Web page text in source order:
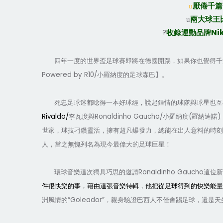
u厭倦千
u兩大球王
?收錄運動品牌
四年一度的世界盃足球賽即將在德國開踢，如果你也覺得
Powered by R10/小羅納度的足球森巴 】。
死忠足球迷都唸得一本好球經，說起鍾情的球隊與球星也
Rivaldo/李瓦度與Ronaldinho Gaucho/小羅納度(羅納迪諾)
世家， 球技刁鑽靈活，擁有超凡爆發力，總能在出人意料的時
人，當之無愧列名為現今最偉大的足球巨星！
環球音樂這次獨具巧思的邀請Ronaldinho Gaucho這位
件很快樂的事，藉由這張音樂特輯，他把從足球得到的快樂能
洲風情的“Goleador” ，親身驗證巴西人不僅會踢足球，還是